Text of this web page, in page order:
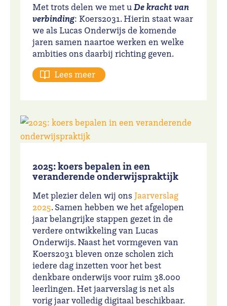
Met trots delen we met uDe kracht van
verbinding: Koers2031. Hierin staat waar
we als Lucas Onderwijs de komende
jaren samen naartoe werken en welke
ambities ons daarbij richting geven.
Lees meer
2025: koers bepalen in een
veranderende onderwijspraktijk
Met plezier delen wij ons Jaarverslag
2025. Samen hebben we het afgelopen
jaar belangrijke stappen gezet in de
verdere ontwikkeling van Lucas
Onderwijs. Naast het vormgeven van
Koers2031 bleven onze scholen zich
iedere dag inzetten voor het best
denkbare onderwijs voor ruim 38.000
leerlingen. Het jaarverslag is net als
vorig jaar volledig digitaal beschikbaar.